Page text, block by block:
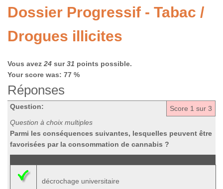
Dossier Progressif - Tabac /
Drogues illicites
Vous avez 24 sur31 points possible.
Your score was: 77 %
Réponses
Score 1 sur 3
Question:
Question à choix multiples
Parmi les conséquences suivantes, lesquelles peuvent être
favorisées par la consommation de cannabis ?
décrochage universitaire